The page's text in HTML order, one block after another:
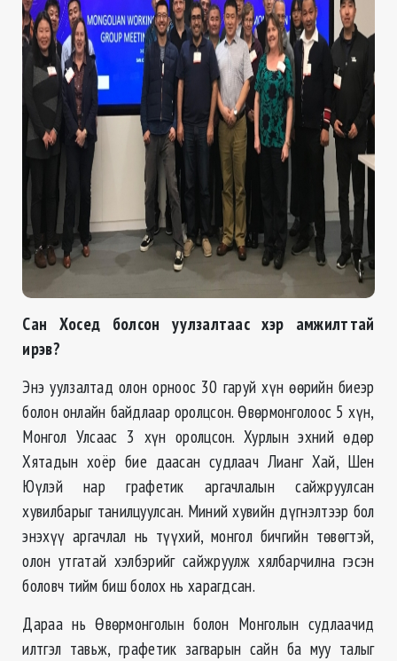
Сан Хосед болсон уулзалтаас хэр амжилттай
ирэв?
Энэ уулзалтад олон орноос 30 гаруй хүн өөрийн биеэр
болон онлайн байдлаар оролцсон. Өвөрмонголоос 5 хүн,
Монгол Улсаас 3 хүн оролцсон. Хурлын эхний өдөр
Хятадын хоёр бие даасан судлаач Лианг Хай, Шен
Юүлэй нар графетик аргачлалын сайжруулсан
хувилбарыг танилцуулсан. Миний хувийн дүгнэлтээр бол
энэхүү аргачлал нь түүхий, монгол бичгийн төвөгтэй,
олон утгатай хэлбэрийг сайжруулж хялбарчилна гэсэн
боловч тийм биш болох нь харагдсан.
Дараа нь Өвөрмонголын болон Монголын судлаачид
илтгэл тавьж, графетик загварын сайн ба муу талыг